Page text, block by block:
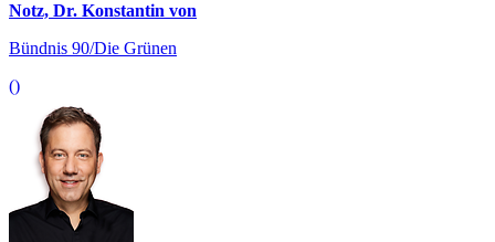
Notz, Dr. Konstantin von
Bündnis 90/Die Grünen
()